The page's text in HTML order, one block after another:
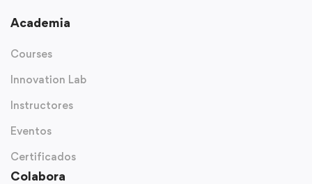
Academia
Courses
Innovation Lab
Instructores
Eventos
Certificados
Colabora